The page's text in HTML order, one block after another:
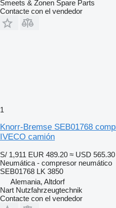
Smeets & Zonen Spare Parts
Contacte con el vendedor
1
Knorr-Bremse SEB01768
IVECO camión
S/ 1,911 EUR 489.20 ≈ USD 565.30
Neumática - compresor neumático
SEB01768 LK 3850
Alemania, Altdorf
Nart Nutzfahrzeugtechnik
Contacte con el vendedor